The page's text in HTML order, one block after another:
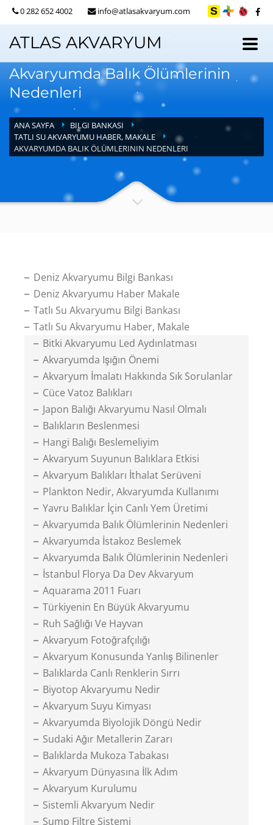
0 282 652 4002 info@atlasakvaryum.com
ATLAS AKVARYUM
Akvaryumda Balık Ölümlerinin
Nedenleri
ANA SAYFA
BILGI BANKASI
TATLI SU AKVARYUMU HABER, MAKALE
AKVARYUMDA BALIK ÖLÜMLERININ NEDENLERI
Deniz Akvaryumu Bilgi Bankası
Deniz Akvaryumu Haber Makale
Tatlı Su Akvaryumu Bilgi Bankası
Tatlı Su Akvaryumu Haber, Makale
Bitki Akvaryumu Led Aydınlatması
Akvaryumda Işığın Önemi
Akvaryum İmalatı Hakkında Sık Sorulanlar
Cüce Vatoz Balıkları
Japon Balığı Akvaryumu Nasıl Olmalı
Balıkların Beslenmesi
Hangi Balığı Beslemeliyim
Akvaryum Suyunun Balıklara Etkisi
Akvaryum Balıkları İthalat Serüveni
Plankton Nedir, Akvaryumda Kullanımı
Yavru Balıklar İçin Canlı Yem Üretimi
Akvaryumda Balık Ölümlerinin Nedenleri
Akvaryumda İstakoz Beslemek
Akvaryumda Balık Ölümlerinin Nedenleri
İstanbul Florya Da Dev Akvaryum
Aquarama 2011 Fuarı
Türkiyenin En Büyük Akvaryumu
Ruh Sağlığı Ve Hayvan
Akvaryum Fotoğrafçılığı
Akvaryum Konusunda Yanlış Bilinenler
Balıklarda Canlı Renklerin Sırrı
Biyotop Akvaryumu Nedir
Akvaryum Suyu Kimyası
Akvaryumda Biyolojik Döngü Nedir
Sudaki Ağır Metallerin Zararı
Balıklarda Mukoza Tabakası
Akvaryum Dünyasına İlk Adım
Akvaryum Kurulumu
Sistemli Akvaryum Nedir
Sump Filtre Sistemi